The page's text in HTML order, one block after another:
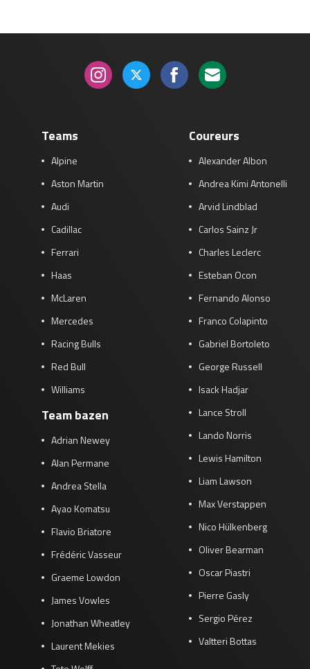
Teams
Alpine
Aston Martin
Audi
Cadillac
Ferrari
Haas
McLaren
Mercedes
Racing Bulls
Red Bull
Williams
Team bazen
Adrian Newey
Alan Permane
Andrea Stella
Ayao Komatsu
Flavio Briatore
Frédéric Vasseur
Graeme Lowdon
James Vowles
Jonathan Wheatley
Laurent Mekies
Coureurs
Alexander Albon
Andrea Kimi Antonelli
Arvid Lindblad
Carlos Sainz Jr
Charles Leclerc
Esteban Ocon
Fernando Alonso
Franco Colapinto
Gabriel Bortoleto
George Russell
Isack Hadjar
Lance Stroll
Lando Norris
Lewis Hamilton
Liam Lawson
Max Verstappen
Nico Hülkenberg
Oliver Bearman
Oscar Piastri
Pierre Gasly
Sergio Pérez
Valtteri Bottas